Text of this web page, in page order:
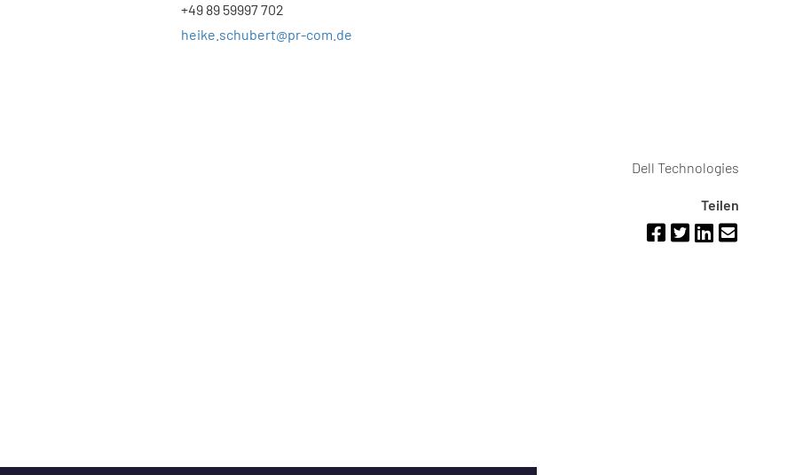
+49 89 59997 702
heike.schubert@pr-com.de
Dell Technologies
Teilen